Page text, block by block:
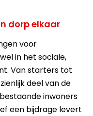
dorp elkaar
voor
in het sociale,
Van starters tot
deel van de
inwoners
een bijdrage levert